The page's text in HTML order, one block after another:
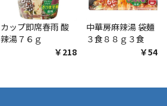
カップ即席春雨 酸
辣湯７６ｇ
￥218
中華房麻辣湯 袋麺
３食８８ｇ３食
￥548